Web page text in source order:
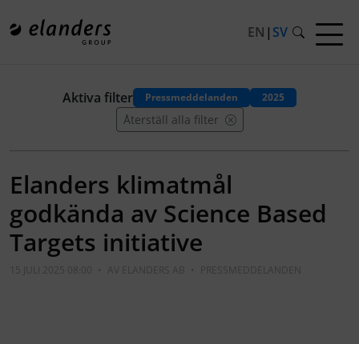
EN | SV
Aktiva filter Pressmeddelanden 2025
Återställ alla filter
Elanders klimatmål
godkända av Science Based
Targets initiative
• AV ELANDERS AB •